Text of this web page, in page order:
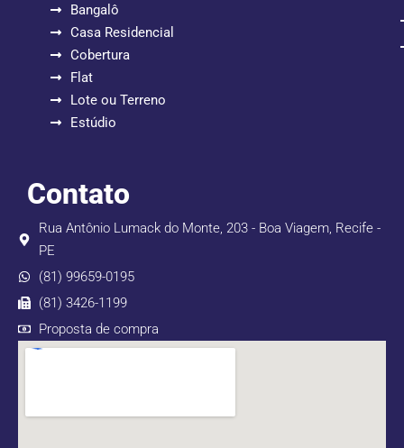
Bangalô
Casa Residencial
Cobertura
Flat
Lote ou Terreno
Estúdio
Contato
Rua Antônio Lumack do Monte, 203 - Boa Viagem, Recife -
PE
(81) 99659-0195
(81) 3426-1199
Proposta de compra